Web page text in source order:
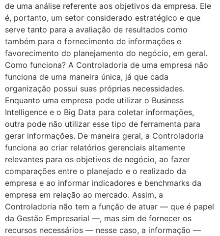
de uma análise referente aos objetivos da empresa. Ele
é, portanto, um setor considerado estratégico e que
serve tanto para a avaliação de resultados como
também para o fornecimento de informações e
favorecimento do planejamento do negócio, em geral.
Como funciona? A Controladoria de uma empresa não
funciona de uma maneira única, já que cada
organização possui suas próprias necessidades.
Enquanto uma empresa pode utilizar o Business
Intelligence e o Big Data para coletar informações,
outra pode não utilizar esse tipo de ferramenta para
gerar informações. De maneira geral, a Controladoria
funciona ao criar relatórios gerenciais altamente
relevantes para os objetivos de negócio, ao fazer
comparações entre o planejado e o realizado da
empresa e ao informar indicadores e benchmarks da
empresa em relação ao mercado. Assim, a
Controladoria não tem a função de atuar — que é papel
da Gestão Empresarial —, mas sim de fornecer os
recursos necessários — nesse caso, a informação —